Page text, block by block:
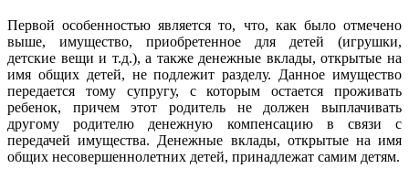
Первой особенностью является то, что, как было отмечено
выше, имущество, приобретенное для детей (игрушки,
детские вещи и т.д.), а также денежные вклады, открытые на
имя общих детей, не подлежит разделу. Данное имущество
передается тому супругу, с которым остается проживать
ребенок, причем этот родитель не должен выплачивать
другому родителю денежную компенсацию в связи с
передачей имущества. Денежные вклады, открытые на имя
общих несовершеннолетних детей, принадлежат самим детям.